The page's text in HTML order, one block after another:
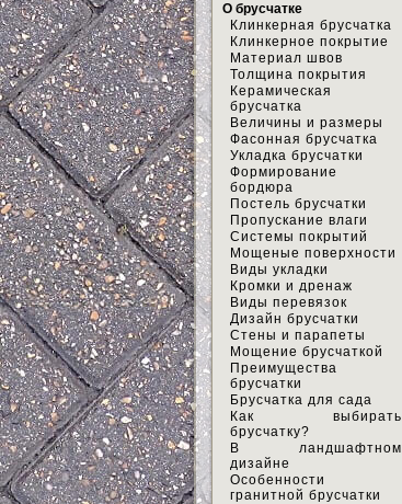
О брусчатке
Клинкерная брусчатка
Клинкерное покрытие
Материал швов
Толщина покрытия
Керамическая
брусчатка
Величины и размеры
Фасонная брусчатка
Укладка брусчатки
Формирование
бордюра
Постель брусчатки
Пропускание влаги
Системы покрытий
Мощеные поверхности
Виды укладки
Кромки и дренаж
Виды перевязок
Дизайн брусчатки
Стены и парапеты
Мощение брусчаткой
Преимущества
брусчатки
Брусчатка для сада
Как выбирать
брусчатку?
В ландшафтном
дизайне
Особенности
гранитной брусчатки